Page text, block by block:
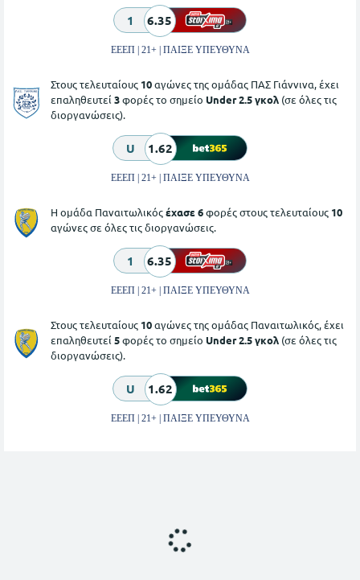
1 6.35
ΕΕΕΠ | 21+ | ΠΑΙΞΕ ΥΠΕΥΘΥΝΑ
Στους τελευταίους 10αγώνες της ομάδας ΠΑΣ Γιάννινα, έχει
επαληθευτεί 3φορές το σημείο Under 2.5 γκολ (σε όλες τις
διοργανώσεις).
U 1.62
ΕΕΕΠ | 21+ | ΠΑΙΞΕ ΥΠΕΥΘΥΝΑ
Η ομάδα Παναιτωλικόςέχασε 6φορές στους τελευταίους 10
αγώνες σε όλες τις διοργανώσεις.
1 6.35
ΕΕΕΠ | 21+ | ΠΑΙΞΕ ΥΠΕΥΘΥΝΑ
Στους τελευταίους 10αγώνες της ομάδας Παναιτωλικός, έχει
επαληθευτεί 5φορές το σημείο Under 2.5 γκολ (σε όλες τις
διοργανώσεις).
U 1.62
ΕΕΕΠ | 21+ | ΠΑΙΞΕ ΥΠΕΥΘΥΝΑ